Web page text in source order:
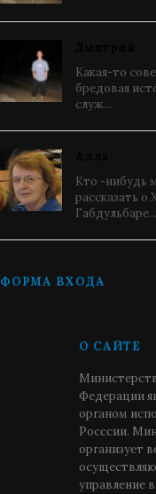
Какая-то
бредовая
служ...
Кто -нибудь
рассказать о
Габдульбаре...
ФОРМА ВХОДА
О САЙТЕ
Федерации
органом
Росссии.
организует
управление